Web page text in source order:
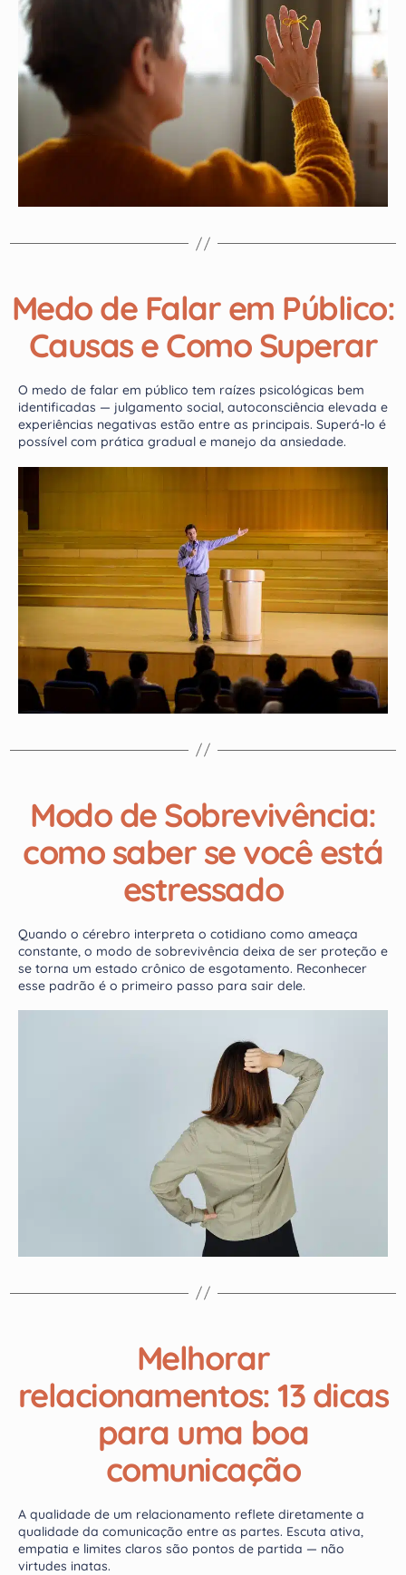
Medo de Falar em Público:
Causas e Como Superar
O medo de falar em público tem raízes psicológicas bem
identificadas — julgamento social, autoconsciência elevada e
experiências negativas estão entre as principais. Superá-lo é
possível com prática gradual e manejo da ansiedade.
Modo de Sobrevivência:
como saber se você está
estressado
Quando o cérebro interpreta o cotidiano como ameaça
constante, o modo de sobrevivência deixa de ser proteção e
se torna um estado crônico de esgotamento. Reconhecer
esse padrão é o primeiro passo para sair dele.
Melhorar
relacionamentos: 13 dicas
para uma boa
comunicação
A qualidade de um relacionamento reflete diretamente a
qualidade da comunicação entre as partes. Escuta ativa,
empatia e limites claros são pontos de partida — não
virtudes inatas.